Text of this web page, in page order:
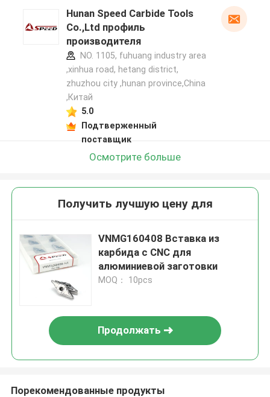
Hunan Speed Carbide Tools
Co.,Ltd профиль
производителя
NO. 1105, fuhuang industry area
,xinhua road, hetang district,
zhuzhou city ,hunan province,China
,Китай
5.0
Подтверженный
поставщик
Осмотрите больше
Получить лучшую цену для
VNMG160408 Вставка из
карбида с CNC для
алюминиевой заготовки
MOQ： 10pcs
Продолжать
Порекомендованные продукты